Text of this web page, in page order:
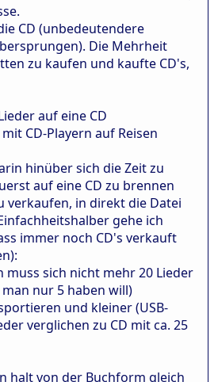
CD (unbedeutendere
Die Mehrheit
zu kaufen und kaufte CD's,
auf eine CD
CD-Playern auf Reisen
hinüber sich die Zeit zu
auf eine CD zu brennen
verkaufen, in direkt die Datei
gehe ich
immer noch CD's verkauft
muss sich nicht mehr 20 Lieder
nur 5 haben will)
und kleiner (USB-
verglichen zu CD mit ca. 25
halt von der Buchform gleich